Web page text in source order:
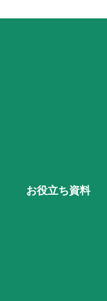
お役立ち資料